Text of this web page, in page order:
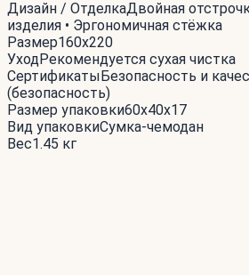
Дизайн / ОтделкаДвойная
изделия • Эргономичная стёжка
Размер160x220
УходРекомендуется сухая чистка
СертификатыБезопасность и
(безопасность)
Размер упаковки60x40x17
Вид упаковкиСумка-чемодан
Вес1.45 кг